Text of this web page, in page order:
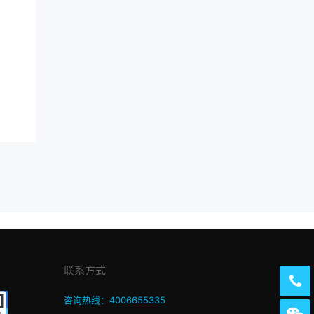
联系方式
咨询热线：4006655335